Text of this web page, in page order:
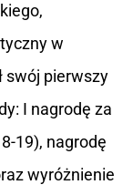
w
swój pierwszy
I nagrodę za
19), nagrodę
wyróżnienie